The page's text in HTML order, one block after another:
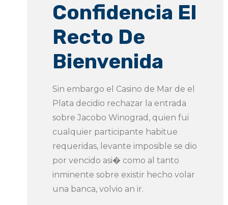
Confidencia El
Recto De
Bienvenida
Sin embargo el Casino de Mar de el
Plata decidio rechazar la entrada
sobre Jacobo Winograd, quien fui
cualquier participante habitue
requeridas, levante imposible se dio
por vencido asi� como al tanto
inminente sobre existir hecho volar
una banca, volvio an ir.